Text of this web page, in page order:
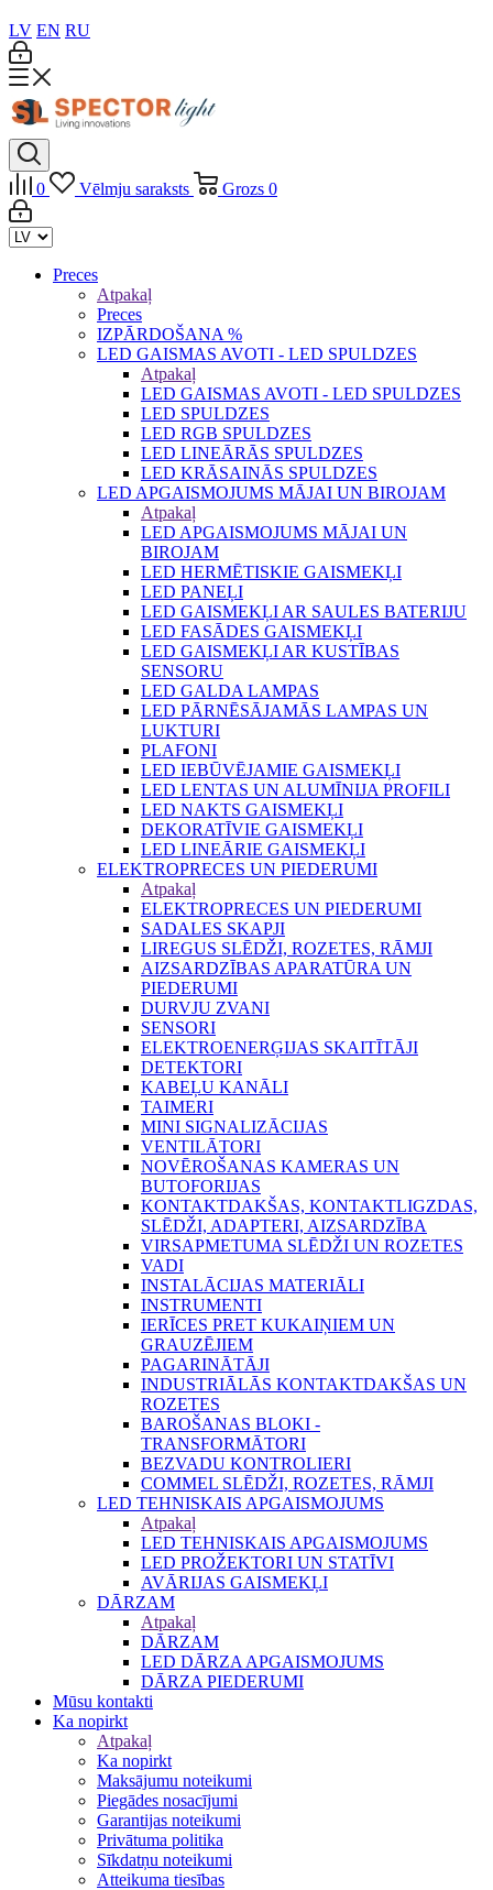
LV EN RU
0 Vēlmju saraksts Grozs 0
Preces
Atpakaļ
Preces
IZPĀRDOŠANA %
LED GAISMAS AVOTI - LED SPULDZES
Atpakaļ
LED GAISMAS AVOTI - LED SPULDZES
LED SPULDZES
LED RGB SPULDZES
LED LINEĀRĀS SPULDZES
LED KRĀSAINĀS SPULDZES
LED APGAISMOJUMS MĀJAI UN BIROJAM
Atpakaļ
LED APGAISMOJUMS MĀJAI UN
BIROJAM
LED HERMĒTISKIE GAISMEKĻI
LED PANEĻI
LED GAISMEKĻI AR SAULES BATERIJU
LED FASĀDES GAISMEKĻI
LED GAISMEKĻI AR KUSTĪBAS
SENSORU
LED GALDA LAMPAS
LED PĀRNĒSĀJAMĀS LAMPAS UN
LUKTURI
PLAFONI
LED IEBŪVĒJAMIE GAISMEKĻI
LED LENTAS UN ALUMĪNIJA PROFILI
LED NAKTS GAISMEKĻI
DEKORATĪVIE GAISMEKĻI
LED LINEĀRIE GAISMEKĻI
ELEKTROPRECES UN PIEDERUMI
Atpakaļ
ELEKTROPRECES UN PIEDERUMI
SADALES SKAPJI
LIREGUS SLĒDŽI, ROZETES, RĀMJI
AIZSARDZĪBAS APARATŪRA UN
PIEDERUMI
DURVJU ZVANI
SENSORI
ELEKTROENERĢIJAS SKAITĪTĀJI
DETEKTORI
KABEĻU KANĀLI
TAIMERI
MINI SIGNALIZĀCIJAS
VENTILĀTORI
NOVĒROŠANAS KAMERAS UN
BUTOFORIJAS
KONTAKTDAKŠAS, KONTAKTLIGZDAS,
SLĒDŽI, ADAPTERI, AIZSARDZĪBA
VIRSAPMETUMA SLĒDŽI UN ROZETES
VADI
INSTALĀCIJAS MATERIĀLI
INSTRUMENTI
IERĪCES PRET KUKAIŅIEM UN
GRAUZĒJIEM
PAGARINĀTĀJI
INDUSTRIĀLĀS KONTAKTDAKŠAS UN
ROZETES
BAROŠANAS BLOKI -
TRANSFORMĀTORI
BEZVADU KONTROLIERI
COMMEL SLĒDŽI, ROZETES, RĀMJI
LED TEHNISKAIS APGAISMOJUMS
Atpakaļ
LED TEHNISKAIS APGAISMOJUMS
LED PROŽEKTORI UN STATĪVI
AVĀRIJAS GAISMEKĻI
DĀRZAM
Atpakaļ
DĀRZAM
LED DĀRZA APGAISMOJUMS
DĀRZA PIEDERUMI
Mūsu kontakti
Ka nopirkt
Atpakaļ
Ka nopirkt
Maksājumu noteikumi
Piegādes nosacījumi
Garantijas noteikumi
Privātuma politika
Sīkdatņu noteikumi
Atteikuma tiesības